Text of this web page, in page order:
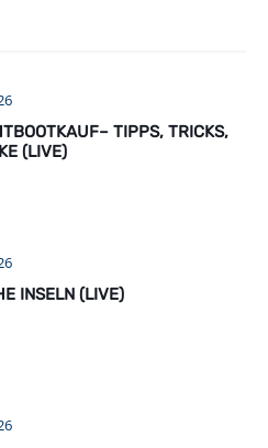
TIPPS, TRICKS,
(LIVE)
INSELN (LIVE)